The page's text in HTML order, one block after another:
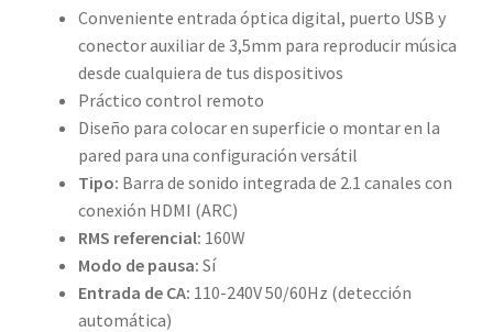
Conveniente entrada óptica digital, puerto USB y
conector auxiliar de 3,5mm para reproducir música
desde cualquiera de tus dispositivos
Práctico control remoto
Diseño para colocar en superficie o montar en la
pared para una configuración versátil
Tipo: Barra de sonido integrada de 2.1 canales con
conexión HDMI (ARC)
RMS referencial: 160W
Modo de pausa: Sí
Entrada de CA: 110-240V 50/60Hz (detección
automática)